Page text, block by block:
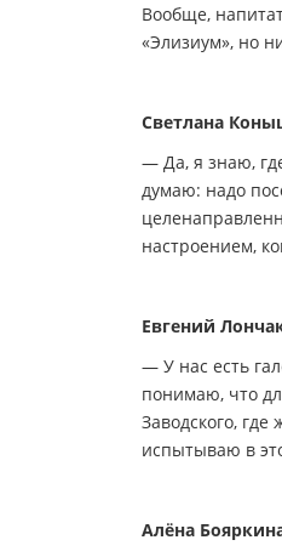
Вообще,
«Элизиум», но
Светлана
— Да, я знаю,
думаю: надо
настроением,
Евгений
— У нас есть
понимаю, что
Заводского,
испытываю в
Алёна